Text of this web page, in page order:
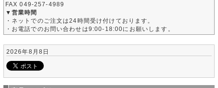
FAX 049-257-4989
▼営業時間
・ネットでのご注文は24時間受け付けております。
・お電話でのお問い合わせは9:00-18:00にお願いします。
2026年8月8日